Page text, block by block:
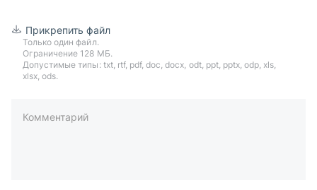
Прикрепить файл
Только один файл.
Ограничение 128 МБ.
Допустимые типы: txt, rtf, pdf, doc, docx, odt, ppt, pptx, odp, xls,
xlsx, ods.
Комментарий
пример: 89511234567 или +79511324567